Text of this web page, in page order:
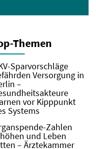
Themen
Sparvorschläge
Versorgung in
–
vor Kipppunkt
Systems
Zahlen
und Leben
– Ärztekammer